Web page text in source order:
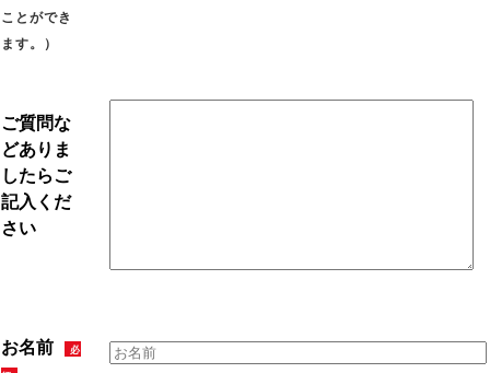
ことができ
ます。）
ご質問な
どありま
したらご
記入くだ
さい
お名前 必